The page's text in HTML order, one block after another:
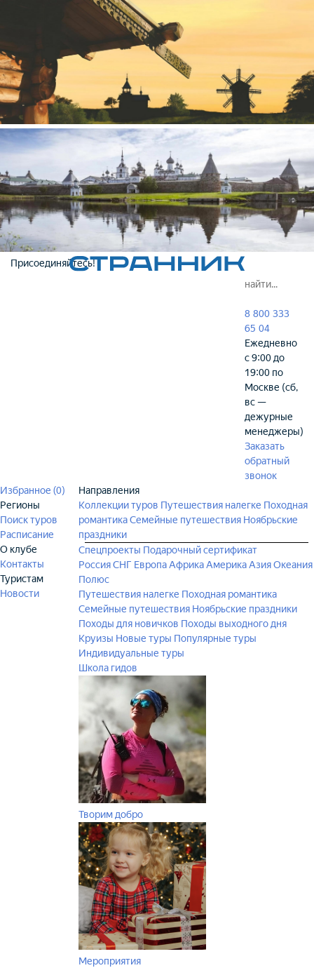
Присоединяйтесь!
8 800 333
65 04
Ежедневно
с 9:00 до
19:00 по
Москве (сб,
вс —
дежурные
менеджеры)
Заказать
обратный
звонок
Избранное (0)
Регионы
Поиск туров
Расписание
О клубе
Контакты
Туристам
Новости
Направления
Коллекции туров Путешествия налегке Походная
романтикаСемейные путешествия Ноябрьские
праздники
Спецпроекты Подарочный сертификат
РоссияСНГ ЕвропаАфрикаАмерикаАзияОкеания
Полюс
Путешествия налегке Походная романтика
Семейные путешествия Ноябрьские праздники
Походы для новичков Походы выходного дня
Круизы Новые туры Популярные туры
Индивидуальные туры
Школа гидов
Творим добро
Мероприятия